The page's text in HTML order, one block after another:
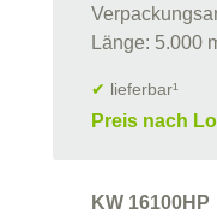
Länge: 5.000
✔ lieferbar¹
Preis nach
KW 16100HP